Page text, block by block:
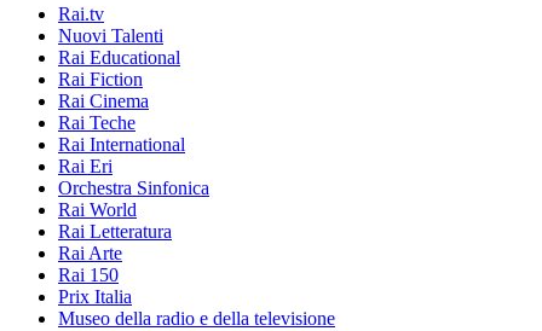
Rai.tv
Nuovi Talenti
Rai Educational
Rai Fiction
Rai Cinema
Rai Teche
Rai International
Rai Eri
Orchestra Sinfonica
Rai World
Rai Letteratura
Rai Arte
Rai 150
Prix Italia
Museo della radio e della televisione